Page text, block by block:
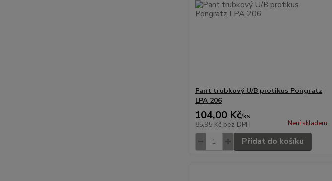
Pant trubkový U/B protikus Pongratz
LPA 206
104,00 Kč/ks
85,95 Kč bez DPH Není skladem
Přidat do košíku